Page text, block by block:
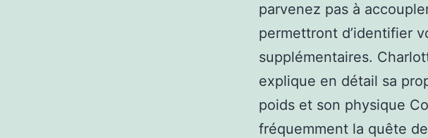
parvenez pas à
permettront d’identifier
supplémentaires.
explique en détail sa
poids et son physique
fréquemment la quête